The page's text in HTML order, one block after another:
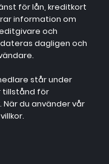
för lån, kreditkort
information om
och
dagligen och
står under
tillstånd för
du använder vår